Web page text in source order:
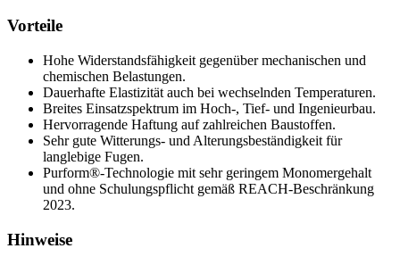
Vorteile
Hohe Widerstandsfähigkeit gegenüber mechanischen und
chemischen Belastungen.
Dauerhafte Elastizität auch bei wechselnden Temperaturen.
Breites Einsatzspektrum im Hoch-, Tief- und Ingenieurbau.
Hervorragende Haftung auf zahlreichen Baustoffen.
Sehr gute Witterungs- und Alterungsbeständigkeit für
langlebige Fugen.
Purform®-Technologie mit sehr geringem Monomergehalt
und ohne Schulungspflicht gemäß REACH-Beschränkung
2023.
Hinweise